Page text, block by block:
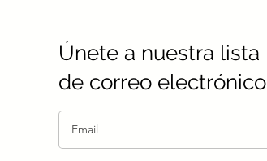
Únete a nuestra lista
de correo electrónico